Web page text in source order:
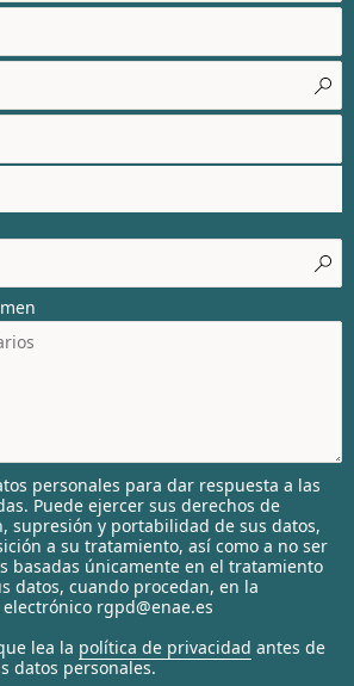
personales para dar respuesta a las
Puede ejercer sus derechos de
supresión y portabilidad de sus datos,
a su tratamiento, así como a no ser
basadas únicamente en el tratamiento
datos, cuando procedan, en la
rgpd@enae.es
lea la política de privacidad antes de
datos personales.